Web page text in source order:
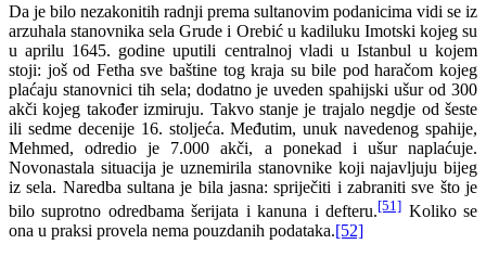
Da je bilo nezakonitih radnji prema sultanovim podanicima vidi se iz
arzuhala stanovnika sela Grude i Orebić u kadiluku Imotski kojeg su
u aprilu 1645. godine uputili centralnoj vladi u Istanbul u kojem
stoji: još od Fetha sve baštine tog kraja su bile pod haračom kojeg
plaćaju stanovnici tih sela; dodatno je uveden spahijski ušur od 300
akči kojeg također izmiruju. Takvo stanje je trajalo negdje od šeste
ili sedme decenije 16. stoljeća. Međutim, unuk navedenog spahije,
Mehmed, odredio je 7.000 akči, a ponekad i ušur naplaćuje.
Novonastala situacija je uznemirila stanovnike koji najavljuju bijeg
iz sela. Naredba sultana je bila jasna: spriječiti i zabraniti sve što je
bilo suprotno odredbama šerijata i kanuna i defteru.[51] Koliko se
ona u praksi provela nema pouzdanih podataka.[52]